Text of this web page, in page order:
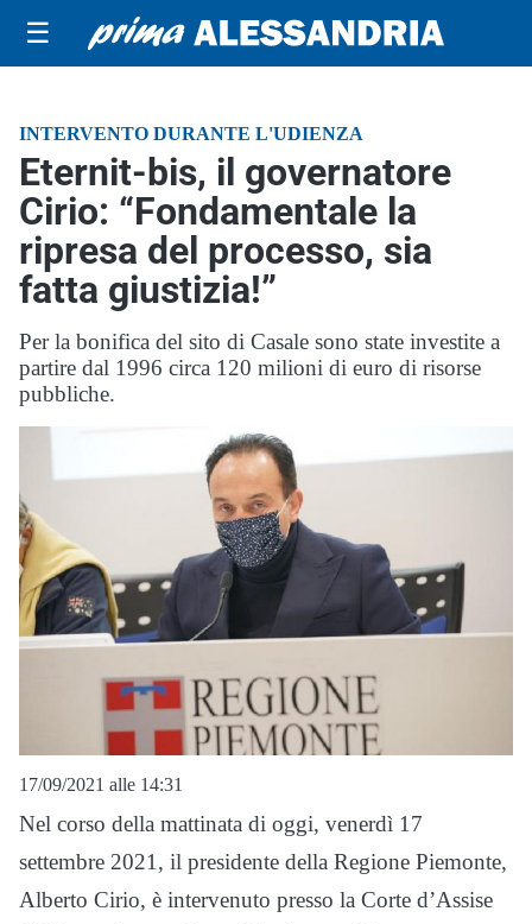
☰
INTERVENTO DURANTE L'UDIENZA
Eternit-bis, il governatore
Cirio: “Fondamentale la
ripresa del processo, sia
fatta giustizia!”
Per la bonifica del sito di Casale sono state investite a
partire dal 1996 circa 120 milioni di euro di risorse
pubbliche.
17/09/2021 alle 14:31
Nel corso della mattinata di oggi, venerdì 17
settembre 2021, il presidente della Regione Piemonte,
Alberto Cirio, è intervenuto presso la Corte d’Assise